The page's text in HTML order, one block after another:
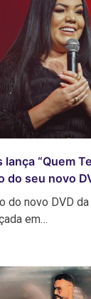
“Quem
do seu novo
do novo DVD
em…